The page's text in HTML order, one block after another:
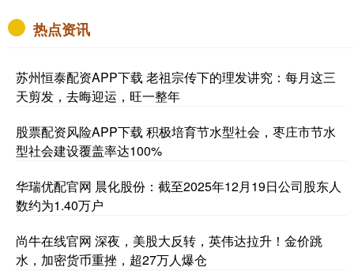
热点资讯
苏州恒泰配资APP下载 老祖宗传下的理发讲究：每月这三
天剪发，去晦迎运，旺一整年
股票配资风险APP下载 积极培育节水型社会，枣庄市节水
型社会建设覆盖率达100%
华瑞优配官网 晨化股份：截至2025年12月19日公司股东人
数约为1.40万户
尚牛在线官网 深夜，美股大反转，英伟达拉升！金价跳
水，加密货币重挫，超27万人爆仓